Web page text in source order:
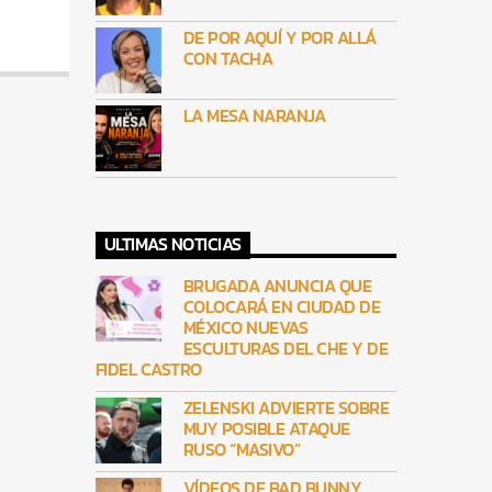
DE POR AQUÍ Y POR ALLÁ
CON TACHA
LA MESA NARANJA
ULTIMAS NOTICIAS
BRUGADA ANUNCIA QUE
COLOCARÁ EN CIUDAD DE
MÉXICO NUEVAS
ESCULTURAS DEL CHE Y DE
FIDEL CASTRO
ZELENSKI ADVIERTE SOBRE
MUY POSIBLE ATAQUE
RUSO “MASIVO”